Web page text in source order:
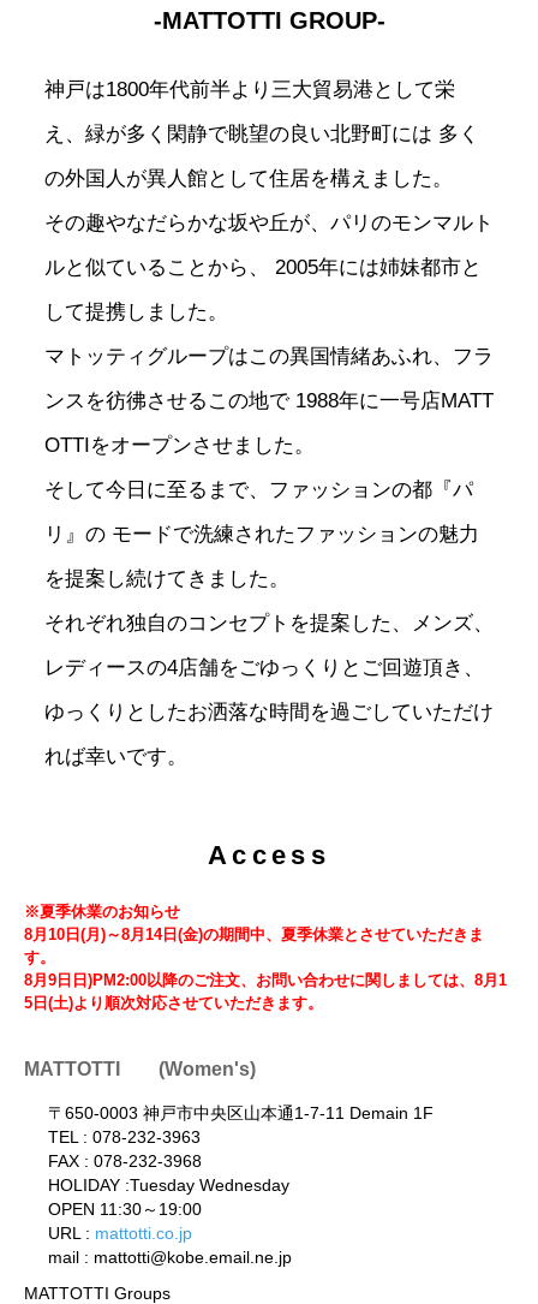
-MATTOTTI GROUP-
神戸は1800年代前半より三大貿易港として栄
え、緑が多く閑静で眺望の良い北野町には 多く
の外国人が異人館として住居を構えました。
その趣やなだらかな坂や丘が、パリのモンマルト
ルと似ていることから、
2005年には姉妹都市と
して提携しました。
マトッティグループはこの異国情緒あふれ、フラ
ンスを彷彿させるこの地で1988年に一号店MATT
OTTIをオープンさせました。
そして今日に至るまで、ファッションの都『パ
リ』の モードで洗練されたファッションの魅力
を提案し続けてきました。
それぞれ独自のコンセプトを提案した、メンズ、
レディースの4店舗をごゆっくりとご回遊頂き、
ゆっくりとしたお洒落な時間を過ごしていただけ
れば幸いです。
Access
※夏季休業のお知らせ
8月10日(月)～8月14日(金)の期間中、夏季休業とさせていただきま
す。
8月9日日)PM2:00以降のご注文、お問い合わせに関しましては、8月1
5日(土)より順次対応させていただきます。
MATTOTTI (Women's)
〒650-0003 神戸市中央区山本通1-7-11 Demain 1F
TEL : 078-232-3963
FAX : 078-232-3968
HOLIDAY :Tuesday Wednesday
OPEN 11:30～19:00
URL : mattotti.co.jp
mail : mattotti@kobe.email.ne.jp
MATTOTTI Groups